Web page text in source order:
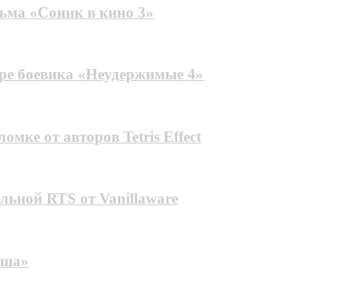
«Соник в кино 3»
боевика «Неудержимые 4»
от авторов Tetris Effect
RTS от Vanillaware